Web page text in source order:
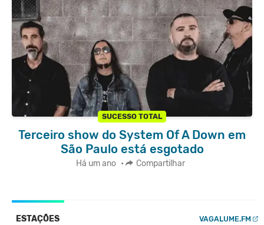
SUCESSO TOTAL
Terceiro show do System Of A Down em
São Paulo está esgotado
Há um ano • Compartilhar
ESTAÇÕES VAGALUME.FM